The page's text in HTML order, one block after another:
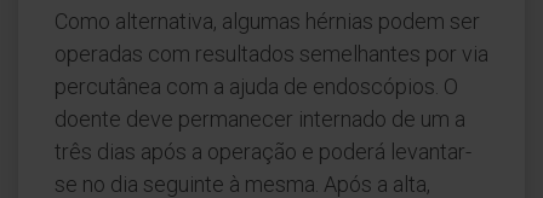
Como alternativa, algumas hérnias podem ser
operadas com resultados semelhantes por via
percutânea com a ajuda de endoscópios. O
doente deve permanecer internado de um a
três dias após a operação e poderá levantar-
se no dia seguinte à mesma. Após a alta,